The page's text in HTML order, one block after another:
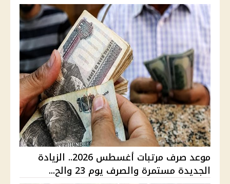
موعد صرف مرتبات أغسطس 2026.. الزيادة
الجديدة مستمرة والصرف يوم 23 والح...